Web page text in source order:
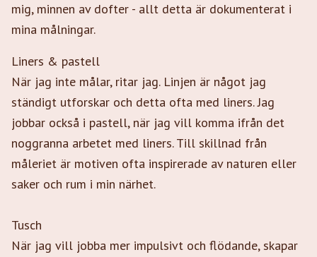
mig, minnen av dofter - allt detta är dokumenterat i
mina målningar.
Liners & pastell
När jag inte målar, ritar jag. Linjen är något jag
ständigt utforskar och detta ofta med liners. Jag
jobbar också i pastell, när jag vill komma ifrån det
noggranna arbetet med liners. Till skillnad från
måleriet är motiven ofta inspirerade av naturen eller
saker och rum i min närhet.
Tusch
När jag vill jobba mer impulsivt och flödande, skapar